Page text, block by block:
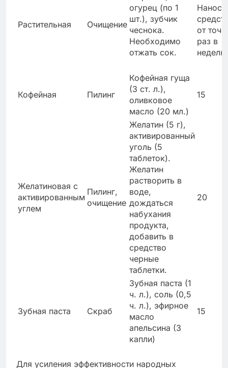
Растительная Очищение
огурец (по 1
шт.), зубчик
чеснока.
Необходимо
отжать сок.
от
раз в
неделю
Кофейная Пилинг
Кофейная гуща
(3 ст. л.),
оливковое
масло (20 мл.)
15
Желатиновая с
активированным
углем
Пилинг,
очищение
Желатин (5 г),
активированный
уголь (5
таблеток).
Желатин
растворить в
воде,
дождаться
набухания
продукта,
добавить в
средство
черные
таблетки.
20
Зубная паста Скраб
Зубная паста (1
ч. л.), соль (0,5
ч. л.), эфирное
масло
апельсина (3
капли)
15
Для усиления эффективности народных